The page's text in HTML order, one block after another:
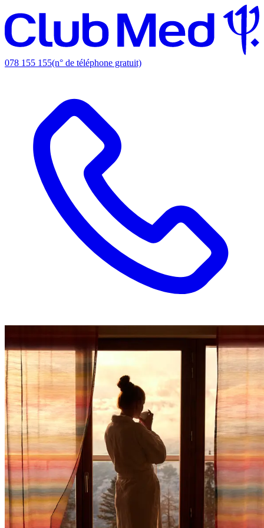
078 155 155(n° de téléphone gratuit)